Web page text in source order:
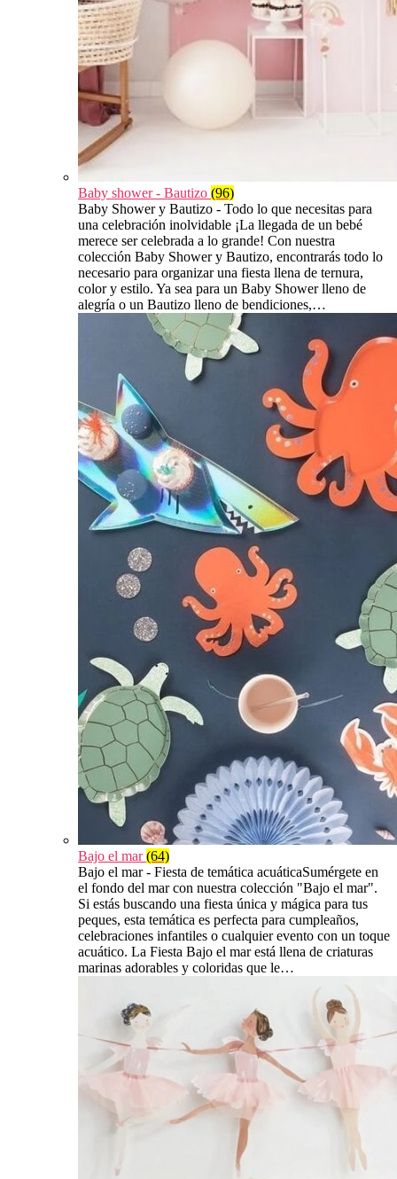
Baby shower - Bautizo (96)
Baby Shower y Bautizo - Todo lo que necesitas para
una celebración inolvidable ¡La llegada de un bebé
merece ser celebrada a lo grande! Con nuestra
colección Baby Shower y Bautizo, encontrarás todo lo
necesario para organizar una fiesta llena de ternura,
color y estilo. Ya sea para un Baby Shower lleno de
alegría o un Bautizo lleno de bendiciones,…
Bajo el mar(64)
Bajo el mar - Fiesta de temática acuáticaSumérgete en
el fondo del mar con nuestra colección "Bajo el mar".
Si estás buscando una fiesta única y mágica para tus
peques, esta temática es perfecta para cumpleaños,
celebraciones infantiles o cualquier evento con un toque
acuático. La Fiesta Bajo el mar está llena de criaturas
marinas adorables y coloridas que le…